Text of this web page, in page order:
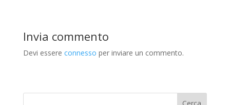
Invia commento
Devi essere connesso per inviare un commento.